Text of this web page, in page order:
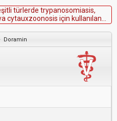
şiti türerde trypanosomiasis,
a cytauxzoonosis için ku anı an
ajan.
Doramin